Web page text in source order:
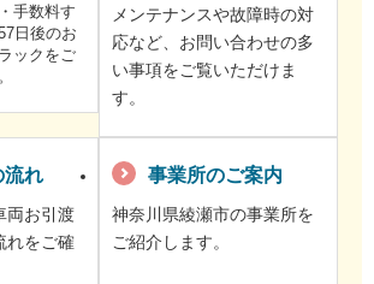
手数料す
日後のお
ックをご
メンテナンスや故障時の対
応など、お問い合わせの多
い事項をご覧いただけま
す。
流れ
両お引渡
れをご確
事業所のご案内
神奈川県綾瀬市の事業所を
ご紹介します。